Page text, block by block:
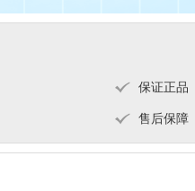
保证正品
售后保障